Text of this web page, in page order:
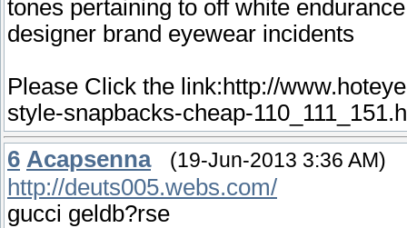
tones pertaining to off white
designer brand eyewear incidents
Please Click the link:http://
style-snapbacks-cheap-
6 Acapsenna (19-Jun-2013 3:36 AM)
http://deuts005.webs.com/
gucci geldb?rse